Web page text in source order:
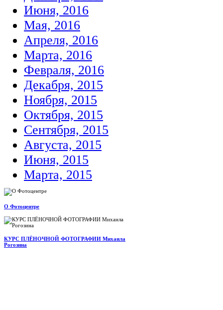
Июня, 2016
Мая, 2016
Апреля, 2016
Марта, 2016
Февраля, 2016
Декабря, 2015
Ноября, 2015
Октября, 2015
Сентября, 2015
Августа, 2015
Июня, 2015
Марта, 2015
О Фотоцентре
КУРС ПЛЁНОЧНОЙ ФОТОГРАФИИ Михаила
Рогозина